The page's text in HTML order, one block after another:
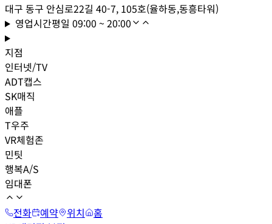
대구 동구 안심로22길 40-7, 105호(율하동,동흥타워)
영업시간평일 09:00 ~ 20:00
지점
인터넷/TV
ADT캡스
SK매직
애플
T우주
VR체험존
민팃
행복A/S
임대폰
전화
예약 위치
홈